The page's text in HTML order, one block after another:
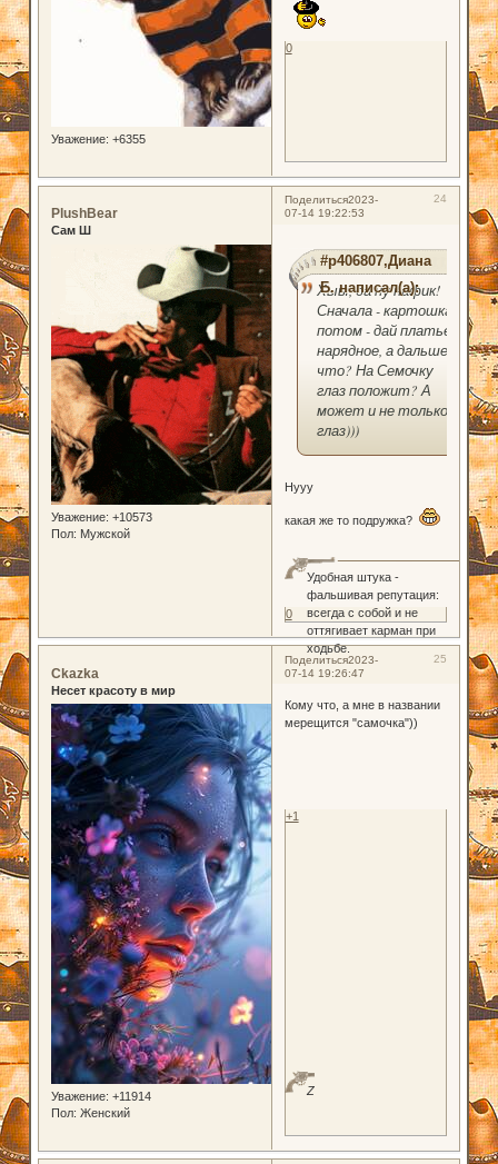
Уважение: +6355
0
Поделиться 24
2023-
07-14 19:22:53
PlushBear
Сам Ш
Уважение: +10573
Пол: Мужской
#p406807,Диана
Б. написал(а):
Хыы, да ну нафик!
Сначала - картошка,
потом - дай платье
нарядное, а дальше
что? На Семочку
глаз положит? А
может и не только
глаз)))
Нууу
какая же то подружка?
Удобная штука -
фальшивая репутация:
всегда с собой и не
оттягивает карман при
ходьбе.
0
Поделиться 25
2023-
07-14 19:26:47
Ckazka
Несет красоту в мир
Уважение: +11914
Пол: Женский
Кому что, а мне в названии
мерещится "самочка"))
Z
+1